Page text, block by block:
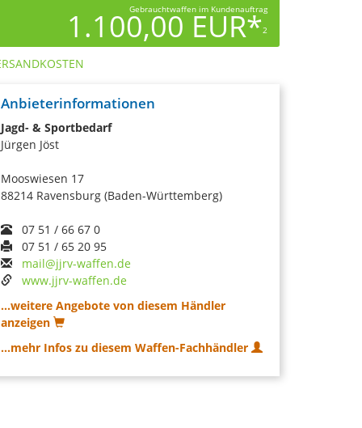
Gebrauchtwaffen im Kundenauftrag
1.100,00 EUR*2
Anbieterinformationen
Jagd- & Sportbedarf
Jürgen Jöst
Mooswiesen 17
88214 Ravensburg (Baden-Württemberg)
07 51 / 66 67 0
07 51 / 65 20 95
mail@jjrv-waffen.de
www.jjrv-waffen.de
...weitere Angebote von diesem Händler
anzeigen
...mehr Infos zu diesem Waffen-Fachhändler